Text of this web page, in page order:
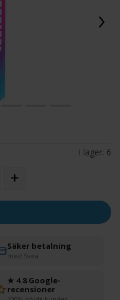
I lager: 6
+
Säker betalning
med Svea
★ 4.8 Google-
recensioner